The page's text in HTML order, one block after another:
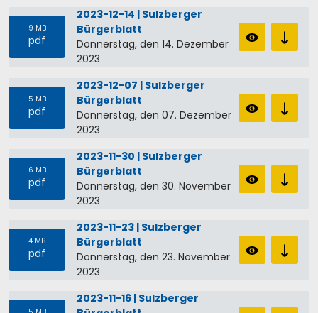
9 MB
pdf
2023-12-14 | Sulzberger
Bürgerblatt
Donnerstag, den 14. Dezember
2023
5 MB
pdf
2023-12-07 | Sulzberger
Bürgerblatt
Donnerstag, den 07. Dezember
2023
6 MB
pdf
2023-11-30 | Sulzberger
Bürgerblatt
Donnerstag, den 30. November
2023
4 MB
pdf
2023-11-23 | Sulzberger
Bürgerblatt
Donnerstag, den 23. November
2023
2023-11-16 | Sulzberger